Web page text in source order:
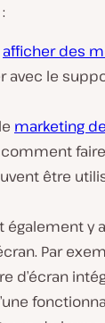
afficher des
avec le
marketing
faire
être
également y
Par
d’écran